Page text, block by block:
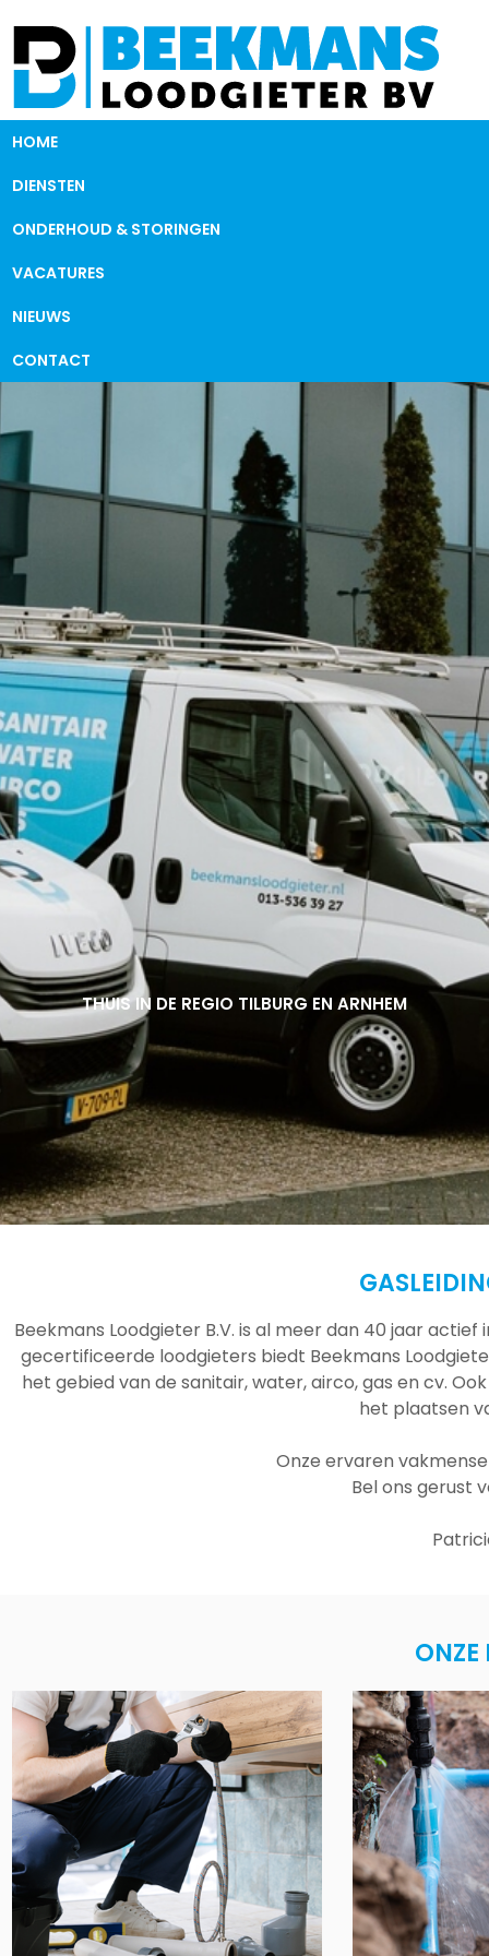
HOME
DIENSTEN
ONDERHOUD & STORINGEN
VACATURES
NIEUWS
CONTACT
THUIS IN DE REGIO TILBURG EN ARNHEM
THUIS IN DE REGIO TILBURG EN ARNHEM
THUIS IN DE REGIO TILBURG EN ARNHEM
Beekmans Loodgieter B.V. is al meer dan 40 jaar
gecertificeerde loodgieters biedt Beekmans
het gebied van de sanitair, water, airco, gas en cv.
het plaatsen
Onze ervaren
Bel ons gerust
ONZE